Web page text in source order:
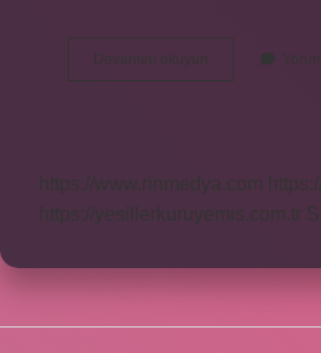
Devamını okuyun
Hastalık
https://www.rinmedya.com
https://yesillerkuruyemis.com.tr